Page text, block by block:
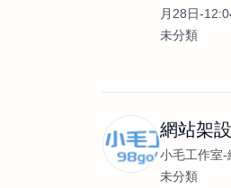
月28日-
未分類
網站架
小毛工作室-
未分類